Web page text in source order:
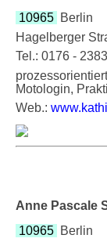
10965 Berlin
Hagelberger
Tel.: 0176 -
Motologin,
Web.:
Anne Pascale
10965 Berlin